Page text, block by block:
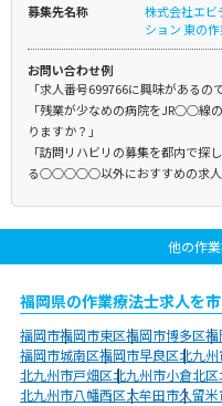
募集先名称
株式会社エビ
ション 東の
お問い合わせ例
「求人番号699766に興味があるの
「残業が少なめの病院をJR○○線
りますか？」
「訪問リハビリの募集を都内で探
る○○○○○以外におすすめの求人
他の作
福岡県の作業療法士求人を
福岡市福岡市東区福岡市博多区福
福岡市城南区福岡市早良区北九州
北九州市戸畑区北九州市小倉北区
北九州市八幡西区大牟田市久留米